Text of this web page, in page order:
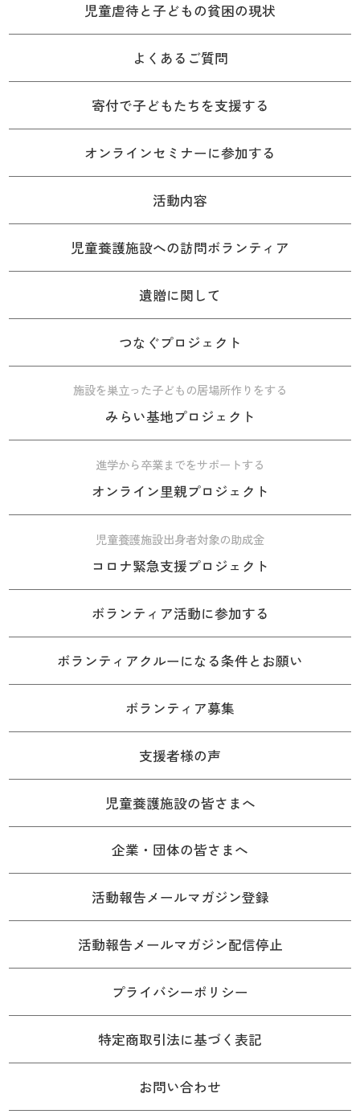
児童虐待と子どもの貧困の現状
よくあるご質問
寄付で子どもたちを支援する
オンラインセミナーに参加する
活動内容
児童養護施設への訪問ボランティア
遺贈に関して
つなぐプロジェクト
施設を巣立った子どもの居場所作りをする
みらい基地プロジェクト
進学から卒業までをサポートする
オンライン里親プロジェクト
児童養護施設出身者対象の助成金
コロナ緊急支援プロジェクト
ボランティア活動に参加する
ボランティアクルーになる条件とお願い
ボランティア募集
支援者様の声
児童養護施設の皆さまへ
企業・団体の皆さまへ
活動報告メールマガジン登録
活動報告メールマガジン配信停止
プライバシーポリシー
特定商取引法に基づく表記
お問い合わせ